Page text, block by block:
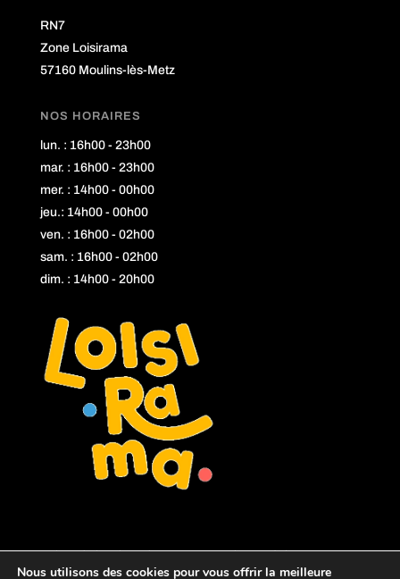
RN7
Zone Loisirama
57160 Moulins-lès-Metz
NOS HORAIRES
lun. : 16h00 - 23h00
mar. : 16h00 - 23h00
mer. : 14h00 - 00h00
jeu.: 14h00 - 00h00
ven. : 16h00 - 02h00
sam. : 16h00 - 02h00
dim. : 14h00 - 20h00
L'abus d'alcool est dangereux pour la santé, à consommer
avec modération.
Nous utilisons des cookies pour vous offrir la meilleure